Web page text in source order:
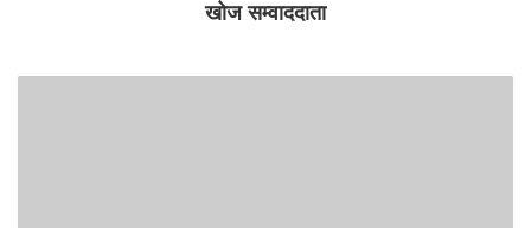
खोज सम्वाददाता